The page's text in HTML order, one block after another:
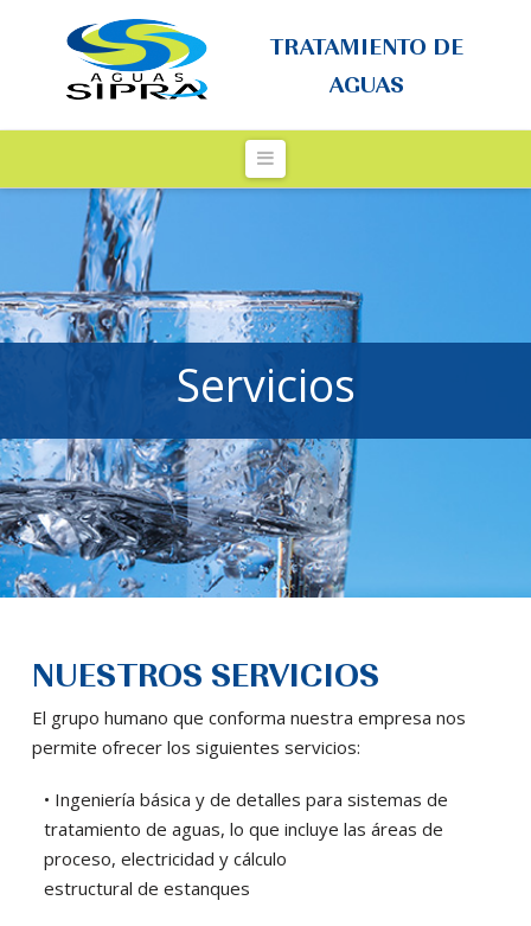
TRATAMIENTO DE
AGUAS
Navigation
Servicios
NUESTROS SERVICIOS
El grupo humano que conforma nuestra empresa nos
permite ofrecer los siguientes servicios:
• Ingeniería básica y de detalles para sistemas de
tratamiento de aguas, lo que incluye las áreas de
proceso, electricidad y cálculo
estructural de estanques